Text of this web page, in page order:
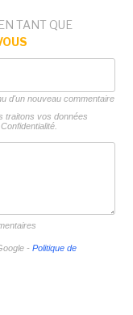
TANT QUE
d'un nouveau commentaire
traitons vos données
- Politique de